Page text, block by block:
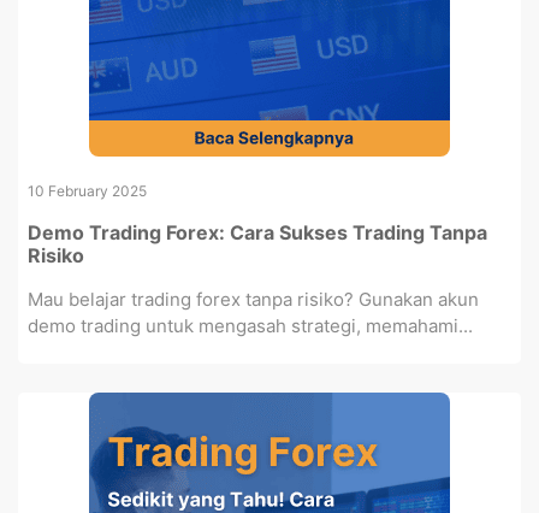
10 February 2025
Demo Trading Forex: Cara Sukses Trading Tanpa
Risiko
Mau belajar trading forex tanpa risiko? Gunakan akun
demo trading untuk mengasah strategi, memahami...